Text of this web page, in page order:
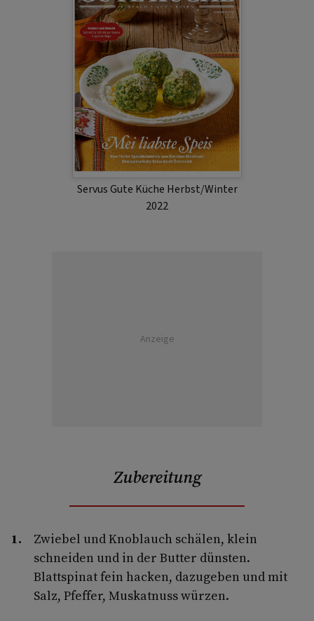
Servus Gute Küche Herbst/Winter
2022
Anzeige
Zubereitung
Zwiebel und Knoblauch schälen, klein
schneiden und in der Butter dünsten.
Blattspinat fein hacken, dazugeben und mit
Salz, Pfeffer, Muskatnuss würzen.